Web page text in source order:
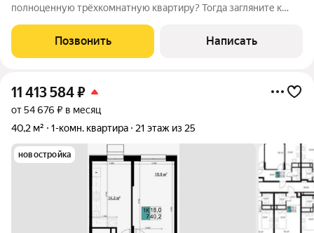
полноценную трёхкомнатную квартиру? Тогда загляните к
кухня(16м), высота потолков 3 м это то, что вам надо.
Распашная квартира в величественном ЖК
Позвонить Написать
11 413 584₽
от 54 676 ₽ в месяц
40,2 м²
1-комн. квартира 21 этаж из 25
новостройка